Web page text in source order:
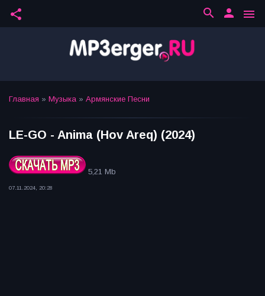
share menu
person
search
Главная » Музыка » Армянские Песни
LE-GO - Anima (Hov Areq) (2024)
5,21 Mb
07.11.2024, 20:28